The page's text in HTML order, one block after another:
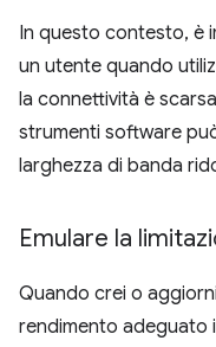
In questo contesto, è
un utente quando
la connettività è
strumenti software
larghezza di banda
Emulare la
Quando crei o
rendimento adeguato